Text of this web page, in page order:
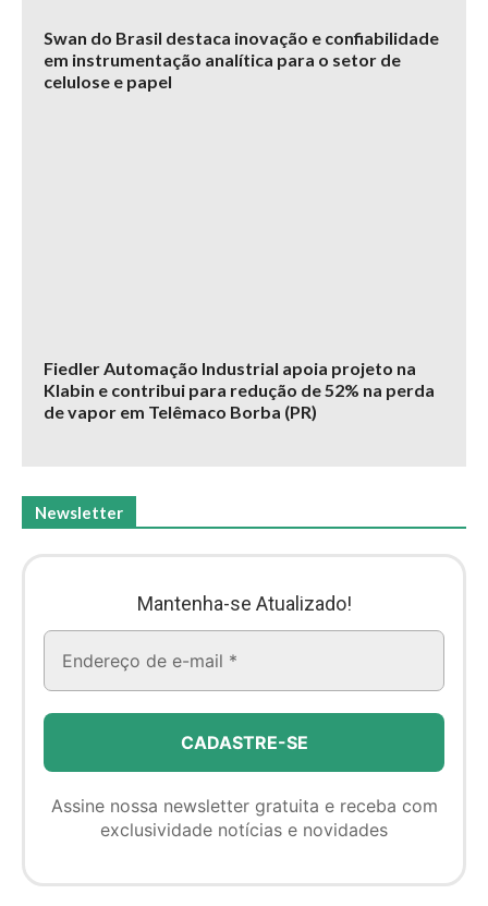
Swan do Brasil destaca inovação e confiabilidade
em instrumentação analítica para o setor de
celulose e papel
Fiedler Automação Industrial apoia projeto na
Klabin e contribui para redução de 52% na perda
de vapor em Telêmaco Borba (PR)
Newsletter
Mantenha-se Atualizado!
Assine nossa newsletter gratuita e receba com
exclusividade notícias e novidades